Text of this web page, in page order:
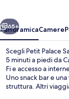
Avanti
65+
PanoramicaCamere
Scegli Petit Palace
5 minuti a piedi da
Fi e accesso a
Uno snack bar e
struttura. Altri